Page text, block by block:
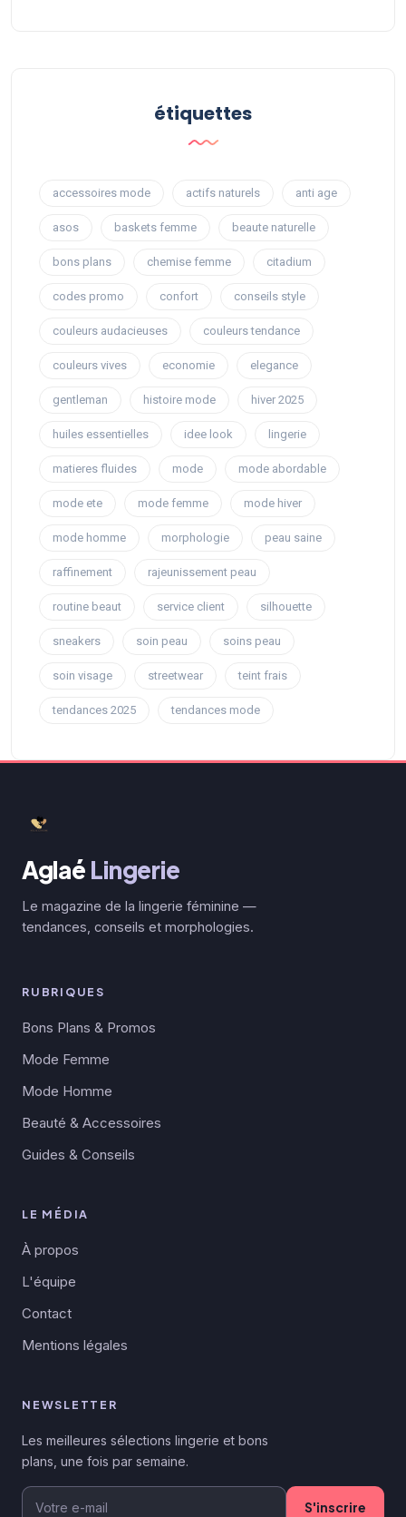
étiquettes
accessoires mode actifs naturels anti age
asos baskets femme beaute naturelle
bons plans chemise femme citadium
codes promo confort conseils style
couleurs audacieuses couleurs tendance
couleurs vives economie elegance
gentleman histoire mode hiver 2025
huiles essentielles idee look lingerie
matieres fluides mode mode abordable
mode ete mode femme mode hiver
mode homme morphologie peau saine
raffinement rajeunissement peau
routine beaut service client silhouette
sneakers soin peau soins peau
soin visage streetwear teint frais
tendances 2025 tendances mode
Aglaé Lingerie
Le magazine de la lingerie féminine —
tendances, conseils et morphologies.
RUBRIQUES
Bons Plans & Promos
Mode Femme
Mode Homme
Beauté & Accessoires
Guides & Conseils
LE MÉDIA
À propos
L'équipe
Contact
Mentions légales
NEWSLETTER
Les meilleures sélections lingerie et bons
plans, une fois par semaine.
S'inscrire